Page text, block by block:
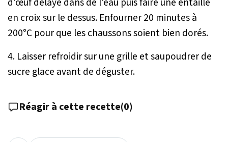
en croix sur le dessus. Enfourner 20 minutes à
200°C pour que les chaussons soient bien dorés.
4. Laisser refroidir sur une grille et saupoudrer de
sucre glace avant de déguster.
Réagir à cette recette(0)